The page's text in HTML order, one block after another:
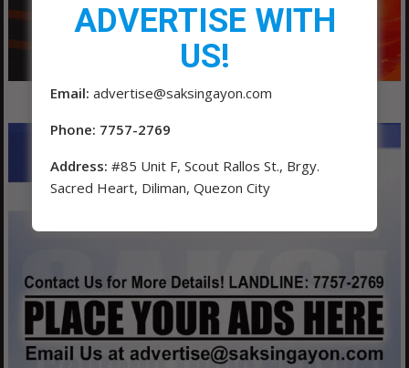
ADVERTISE WITH
US!
Email: advertise@saksingayon.com
Phone: 7757-2769
Address: #85 Unit F, Scout Rallos St., Brgy.
Sacred Heart, Diliman, Quezon City